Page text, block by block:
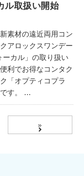
ル取扱い開始
素材の遠近両用コン
アロックスワンデー
ーカル」の取り扱い
利でお得なコンタク
「オプティコプラ
す。 …
»